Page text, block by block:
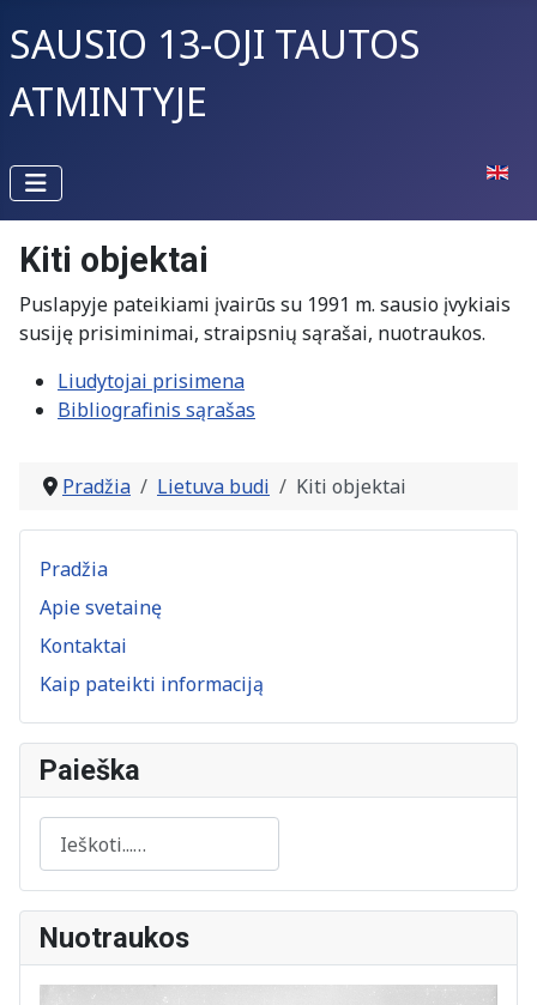
SAUSIO 13-OJI TAUTOS
ATMINTYJE
Kiti objektai
Puslapyje pateikiami įvairūs su 1991 m. sausio įvykiais
susiję prisiminimai, straipsnių sąrašai, nuotraukos.
Liudytojai prisimena
Bibliografinis sąrašas
Pradžia Lietuva budi Kiti objektai
Pradžia
Apie svetainę
Kontaktai
Kaip pateikti informaciją
Paieška
Paieška
Nuotraukos